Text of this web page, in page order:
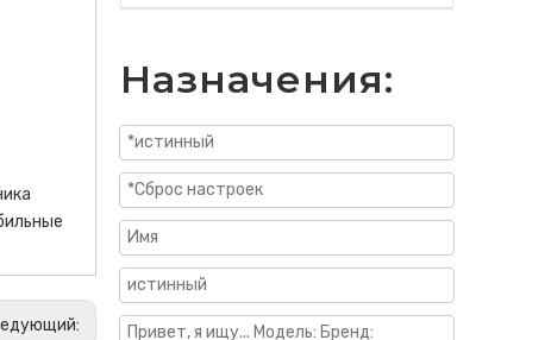
Назначения: